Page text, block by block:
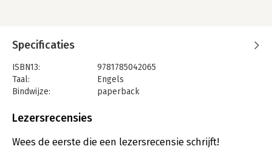
Specificaties
ISBN13:
9781785042065
Taal:
Engels
Bindwijze:
paperback
Verschijningsdatum:
Hoofdrubriek: Psychologie
Lezersrecensies
Wees de eerste die een lezersrecensie schrijft!